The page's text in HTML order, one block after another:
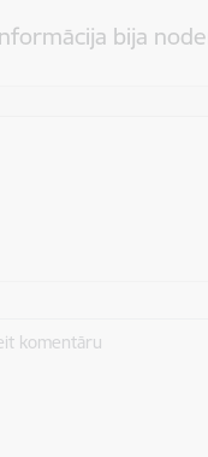
bija
komentāru